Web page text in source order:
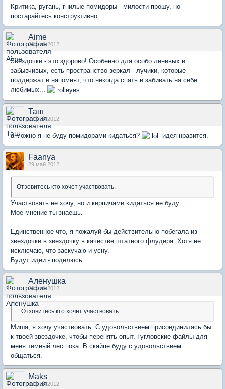
Критика, ругань, гнилые помидоры - милости прошу, но
постарайтесь конструктивно.
Aime
29 май 2012
Звездочки - это здорово! Особенно для особо ленивых и
забывчивых, есть пространство зеркал - лучики, которые
поддержат и напомнят, что некогда спать и забивать на себе
любимых...
Таш
29 май 2012
а можно я не буду помидорами кидаться? идея нравится.
Faanya
29 май 2012
Отзовитесь кто хочет участвовать.
Участвовать не хочу, но и кирпичами кидаться не буду.
Мое мнение ты знаешь.
Единственное что, я пожалуй бы действительно побегала из
звездочки в звездочку в качестве штатного флудера. Хотя не
исключаю, что заскучаю и усну.
Будут идеи - поделюсь.
Аленушка
29 май 2012
...Отзовитесь кто хочет участвовать...
Миша, я хочу участвовать. С удовольствием присоединилась бы
к твоей звездочке, чтобы перенять опыт. Гугловские файлы для
меня темный лес пока. В скайпе буду с удовольствием
общаться.
Maks
30 май 2012